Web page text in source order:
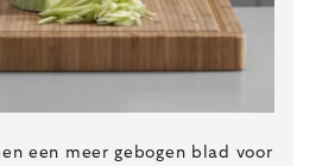
een meer gebogen blad voor